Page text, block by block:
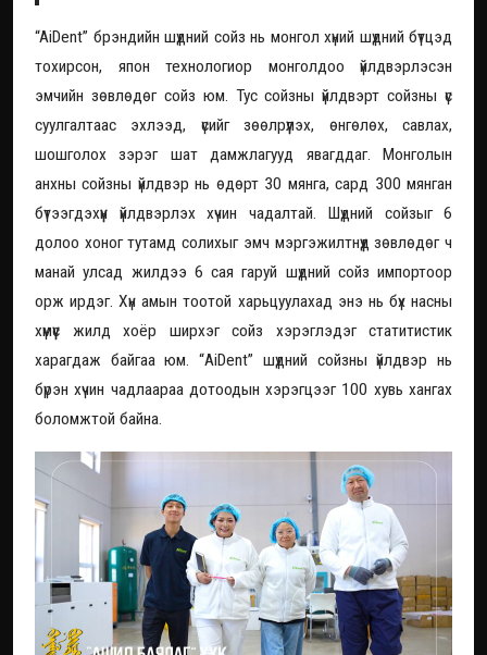
“AiDent” брэндийн шүдний сойз нь монгол хүний шүдний бүтцэд
тохирсон, япон технологиор монголдоо үйлдвэрлэсэн
эмчийн зөвлөдөг сойз юм. Тус сойзны үйлдвэрт сойзны үс
суулгалтаас эхлээд, үсийг зөөлрүүлэх, өнгөлөх, савлах,
шошголох зэрэг шат дамжлагууд явагддаг. Монголын
анхны сойзны үйлдвэр нь өдөрт 30 мянга, сард 300 мянган
бүтээгдэхүүн үйлдвэрлэх хүчин чадалтай. Шүдний сойзыг 6
долоо хоног тутамд солихыг эмч мэргэжилтнүүд зөвлөдөг ч
манай улсад жилдээ 6 сая гаруй шүдний сойз импортоор
орж ирдэг. Хүн амын тоотой харьцуулахад энэ нь бүх насны
хүмүүс жилд хоёр ширхэг сойз хэрэглэдэг статитистик
харагдаж байгаа юм. “АiDent” шүдний сойзны үйлдвэр нь
бүрэн хүчин чадлаараа дотоодын хэрэгцээг 100 хувь хангах
боломжтой байна.